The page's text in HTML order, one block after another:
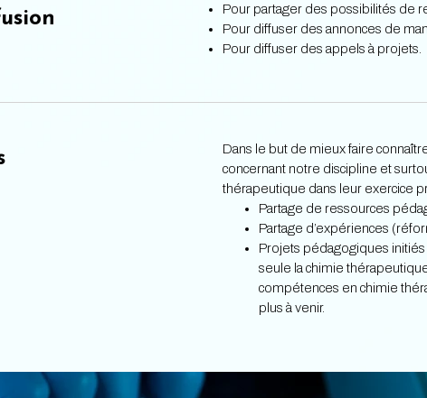
Pour partager des possibilités de
Pour diffuser des annonces de
Pour diffuser des appels à projets.
Dans le but de mieux faire
concernant notre discipline et
thérapeutique dans leur exercice
Partage de ressources
Partage d’expériences
Projets pédagogiques
seule la chimie
compétences en chimie
plus à venir.